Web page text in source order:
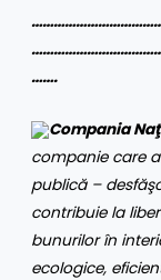
…….
Compania
companie care
publică –
contribuie la
bunurilor în
ecologice,